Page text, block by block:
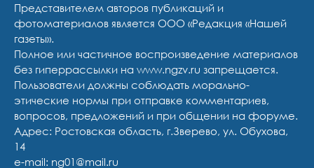
Представителем авторов публикаций и
фотоматериалов является ООО «Редакция «Нашей
газеты».
Полное или частичное воспроизведение материалов
без гиперрассылки на www.ngzv.ru запрещается.
Пользователи должны соблюдать морально-
этические нормы при отправке комментариев,
вопросов, предложений и при общении на форуме.
Адрес: Ростовская область, г.Зверево, ул. Обухова,
14
e-mail: ng01@mail.ru